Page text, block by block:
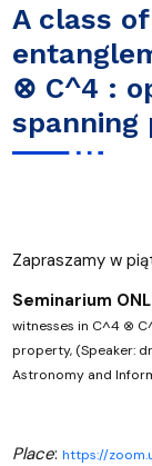
A class
⊗ C^4 :
spanning
Zapraszamy w
Seminarium
witnesses in C^4 ⊗
property, (Speaker:
Astronomy and
Place: https://